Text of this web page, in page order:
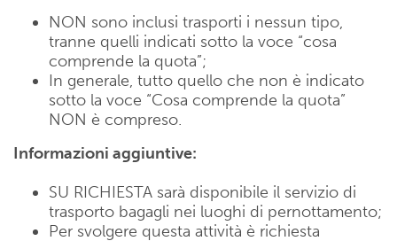
NON sono inclusi trasporti i nessun tipo,
tranne quelli indicati sotto la voce “cosa
comprende la quota”;
In generale, tutto quello che non è indicato
sotto la voce “Cosa comprende la quota”
NON è compreso.
Informazioni aggiuntive:
SU RICHIESTA sarà disponibile il servizio di
trasporto bagagli nei luoghi di pernottamento;
Per svolgere questa attività è richiesta